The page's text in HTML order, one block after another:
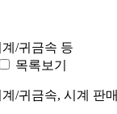
/귀금속 등
목록보기
/귀금속, 시계 판매